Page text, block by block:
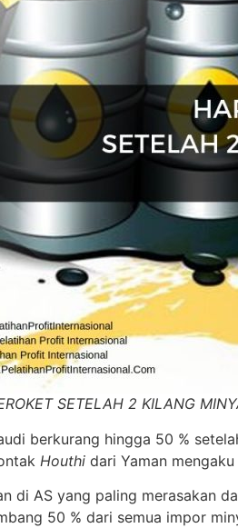
SETELAH 2 KILANG
berkurang hingga 50 %
Houthi dari Yaman
di AS yang paling merasakan
50 % dari semua impor